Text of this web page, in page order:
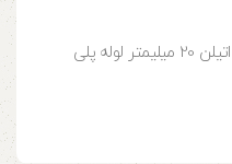
لوله پلی اتیلن 20 میلیمتر لوله پلی اتیلن 20 میلیمتر لوله پلی